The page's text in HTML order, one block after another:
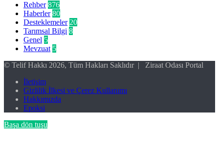
Rehber 876
Haberler 80
Desteklemeler 20
Tarımsal Bilgi 8
Genel 5
Mevzuat 5
© Telif Hakkı 2026, Tüm Hakları Saklıdır | Ziraat Odası Portal
İletişim
Gizlilik İlkesi ve Çerez Kullanımı
Hakkımızda
Epoksi
Başa dön tuşu